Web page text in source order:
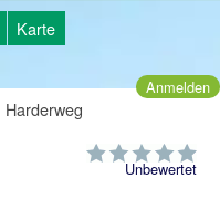
Karte
Anmelden
Harderweg
Unbewertet